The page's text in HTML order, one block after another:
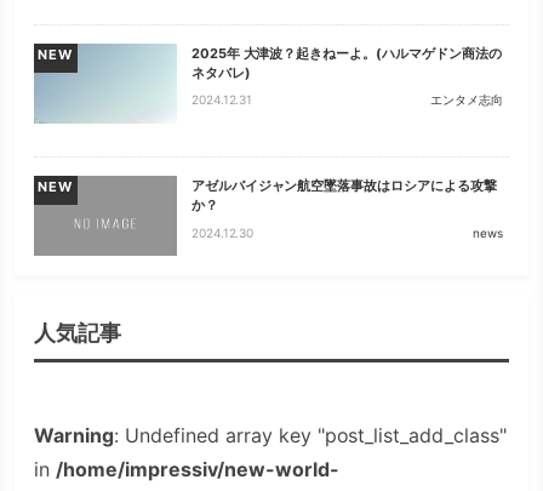
NEW
2025年 大津波？起きねーよ。(ハルマゲドン商法の
ネタバレ)
2024.12.31 エンタメ志向
NEW
アゼルバイジャン航空墜落事故はロシアによる攻撃
か？
2024.12.30 news
人気記事
Warning: Undefined array key "post_list_add_class"
in /home/impressiv/new-world-